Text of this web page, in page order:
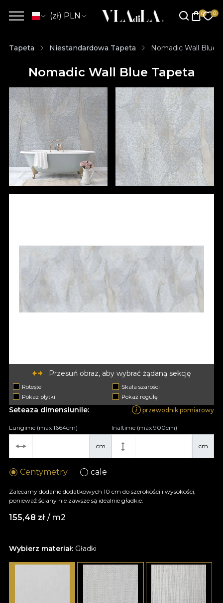
(zł) PLN
Tapeta Niestandardowa Tapeta Nomadic Wall Blue
Nomadic Wall Blue Tapeta
Przesuń obraz, aby wybrać żądaną sekcję
Rotește
Skala szarości
Pokaż płytki
Pokaż regułę
Wybierz materiał: Gładki
Seteaza dimensiunile: przewodnik pomiarowy
cm
Lungime (max 1664cm)
cm
Inaltime (max 900cm)
Centymetry cale
Zalecamy dodanie dodatkowych 10 cm do szerokości i wysokości,
ponieważ ściany nie zawsze są idealnie gładkie.
155,48 zł / m2